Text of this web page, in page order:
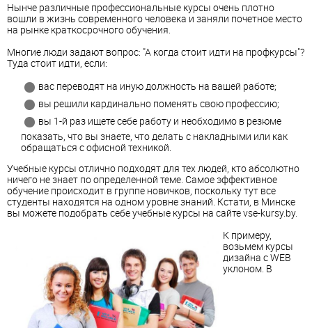
Нынче различные профессиональные курсы очень плотно
вошли в жизнь современного человека и заняли почетное место
на рынке краткосрочного обучения.
Многие люди задают вопрос: "А когда стоит идти на профкурсы"?
Туда стоит идти, если:
вас переводят на иную должность на вашей работе;
вы решили кардинально поменять свою профессию;
вы 1-й раз ищете себе работу и необходимо в резюме
показать, что вы знаете, что делать с накладными или как
обращаться с офисной техникой.
Учебные курсы отлично подходят для тех людей, кто абсолютно
ничего не знает по определенной теме. Самое эффективное
обучение происходит в группе новичков, поскольку тут все
студенты находятся на одном уровне знаний. Кстати, в Минске
вы можете подобрать себе учебные курсы на сайте vse-kursy.by.
К примеру,
возьмем курсы
дизайна с WEB
уклоном. В